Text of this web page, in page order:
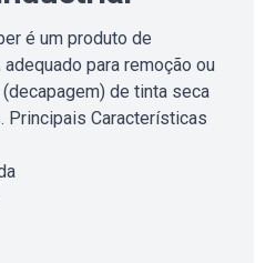
é um produto de
para remoção ou
de tinta seca
Principais Características